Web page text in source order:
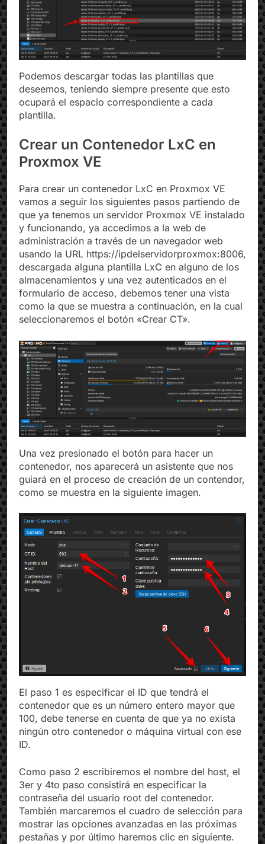
Podemos descargar todas las plantillas que
deseemos, teniendo siempre presente que esto
ocupará el espacio correspondiente a cada
plantilla.
Crear un Contenedor LxC en
Proxmox VE
Para crear un contenedor LxC en Proxmox VE
vamos a seguir los siguientes pasos partiendo de
que ya tenemos un servidor Proxmox VE instalado
y funcionando, ya accedimos a la web de
administración a través de un navegador web
usando la URL https://ipdelservidorproxmox:8006,
descargada alguna plantilla LxC en alguno de los
almacenamientos y una vez autenticados en el
formulario de acceso, debemos tener una vista
como la que se muestra a continuación, en la cual
seleccionaremos el botón «Crear CT».
Una vez presionado el botón para hacer un
contenedor, nos aparecerá un asistente que nos
guiará en el proceso de creación de un contendor,
como se muestra en la siguiente imagen.
El paso 1 es especificar el ID que tendrá el
contenedor que es un número entero mayor que
100, debe tenerse en cuenta de que ya no exista
ningún otro contenedor o máquina virtual con ese
ID.
Como paso 2 escribiremos el nombre del host, el
3er y 4to paso consistirá en especificar la
contraseña del usuario root del contenedor.
También marcaremos el cuadro de selección para
mostrar las opciones avanzadas en las próximas
pestañas y por último haremos clic en siguiente.